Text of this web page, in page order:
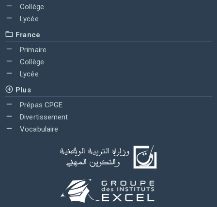
Collège
Lycée
France
Primaire
Collège
Lycée
Plus
Prépas CPGE
Divertissement
Vocabulaire